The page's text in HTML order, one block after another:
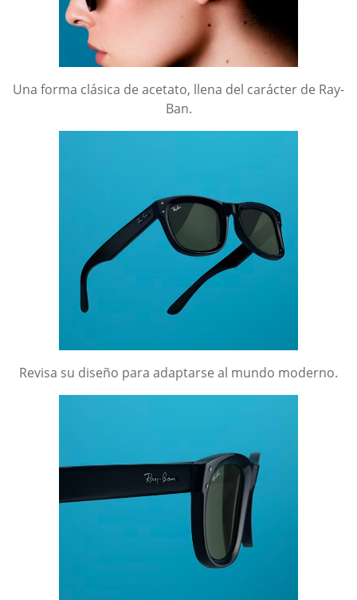
Una forma clásica de acetato, llena del carácter de Ray-
Ban.
Revisa su diseño para adaptarse al mundo moderno.